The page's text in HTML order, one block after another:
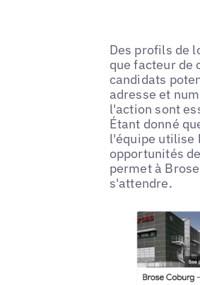
Des profils de
que facteur de
candidats
adresse et
l'action sont
Étant donné
l'équipe utilise
opportunités
permet à
s'attendre.